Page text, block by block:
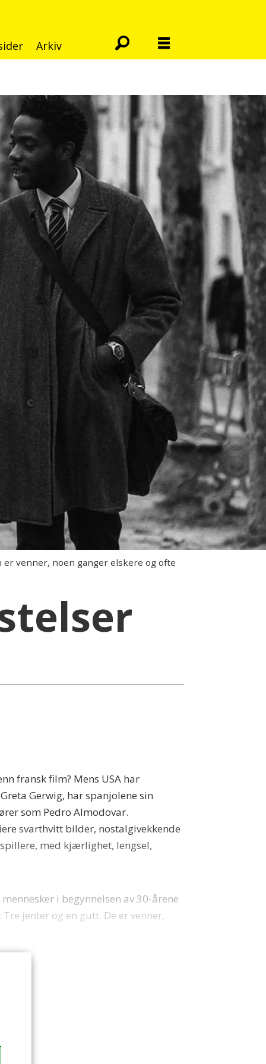
Arkiv
venner, noen ganger elskere og ofte
fransk film? Mens USA har
Gerwig, har spanjolene sin
som Pedro Almodovar.
svarthvitt bilder, nostalgivekkende
med kjærlighet, lengsel,
i begynnelsen av 30-årene
jenter og en gutt. De er venner,